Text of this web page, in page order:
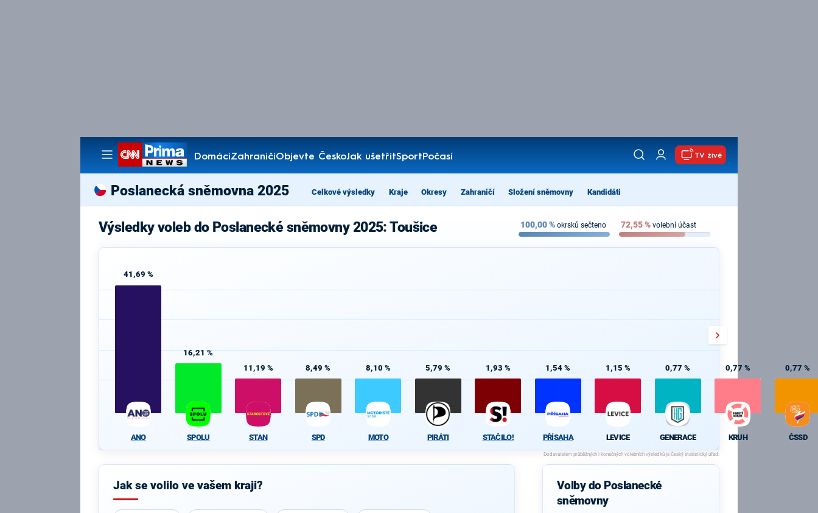
DomácíZahraničíObjevte ČeskoJak ušetřitSportPočasí
Pořady
TV živě
Poslanecká sněmovna 2025 Celkové výsledky Kraje Okresy Zahraničí Složení sněmovny Kandidáti
Výsledky voleb do Poslanecké sněmovny 2025: Toušice 100,00% okrsků sečteno 72,55% volební účast
41,69 %
ANO
16,21 %
SPOLU
11,19 %
STAN
8,49 %
SPD
8,10 %
MOTO
5,79 %
PIRÁTI
1,93 %
STAČILO!
1,54 %
PŘÍSAHA
1,15 %
LEVICE
0,77 %
GENERACE
0,77 %
KRUH
0,77 %
ČSSD
Jak se volilo ve vašem kraji?
Volby do Poslanecké
sněmovny